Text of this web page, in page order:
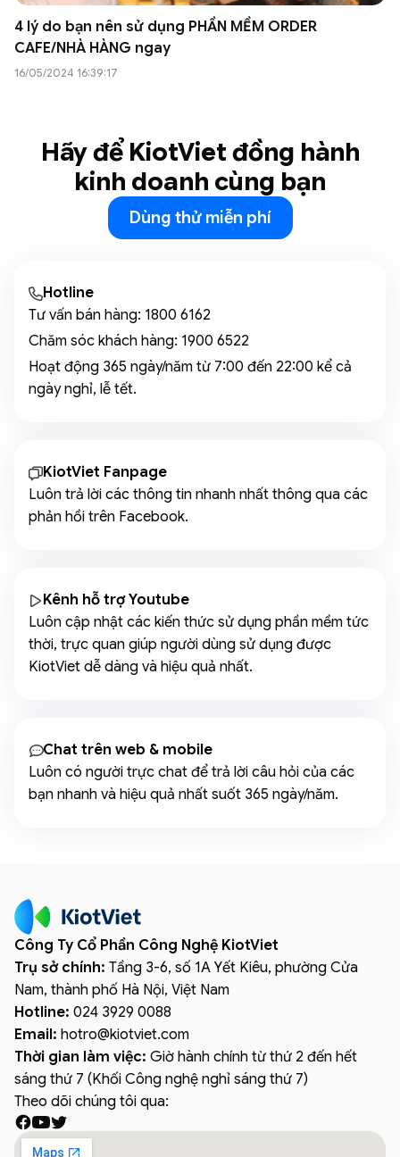
4 lý do bạn nên sử dụng PHẦN MỀM ORDER
CAFE/NHÀ HÀNG ngay
16/05/2024 16:39:17
Hãy để KiotViet đồng hành
kinh doanh cùng bạn
Dùng thử miễn phí
Hotline
Tư vấn bán hàng: 1800 6162
Chăm sóc khách hàng: 1900 6522
Hoạt động 365 ngày/năm từ 7:00 đến 22:00 kể cả
ngày nghỉ, lễ tết.
KiotViet Fanpage
Luôn trả lời các thông tin nhanh nhất thông qua các
phản hồi trên Facebook.
Kênh hỗ trợ Youtube
Luôn cập nhật các kiến thức sử dụng phần mềm tức
thời, trực quan giúp người dùng sử dụng được
KiotViet dễ dàng và hiệu quả nhất.
Chat trên web & mobile
Luôn có người trực chat để trả lời câu hỏi của các
bạn nhanh và hiệu quả nhất suốt 365 ngày/năm.
Công Ty Cổ Phần Công Nghệ KiotViet
Trụ sở chính: Tầng 3-6, số 1A Yết Kiêu, phường Cửa
Nam, thành phố Hà Nội, Việt Nam
Hotline: 024 3929 0088
Email: hotro@kiotviet.com
Thời gian làm việc: Giờ hành chính từ thứ 2 đến hết
sáng thứ 7 (Khối Công nghệ nghỉ sáng thứ 7)
Theo dõi chúng tôi qua: